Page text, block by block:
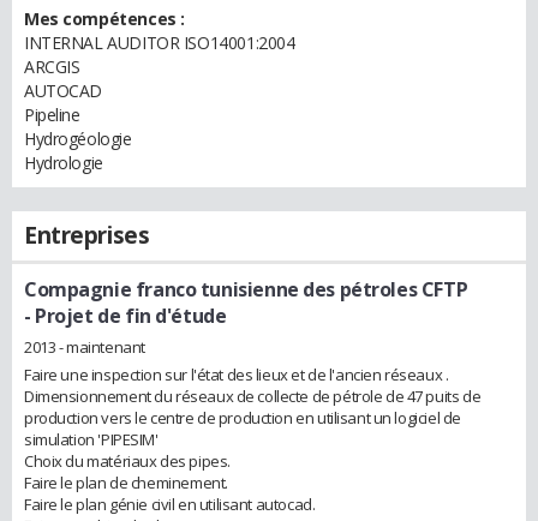
Mes compétences :
INTERNAL AUDITOR ISO14001:2004
ARCGIS
AUTOCAD
Pipeline
Hydrogéologie
Hydrologie
Entreprises
Compagnie franco tunisienne des pétroles CFTP
- Projet de fin d'étude
2013 - maintenant
Faire une inspection sur l'état des lieux et de l'ancien réseaux .
Dimensionnement du réseaux de collecte de pétrole de 47 puits de
production vers le centre de production en utilisant un logiciel de
simulation 'PIPESIM'
Choix du matériaux des pipes.
Faire le plan de cheminement.
Faire le plan génie civil en utilisant autocad.